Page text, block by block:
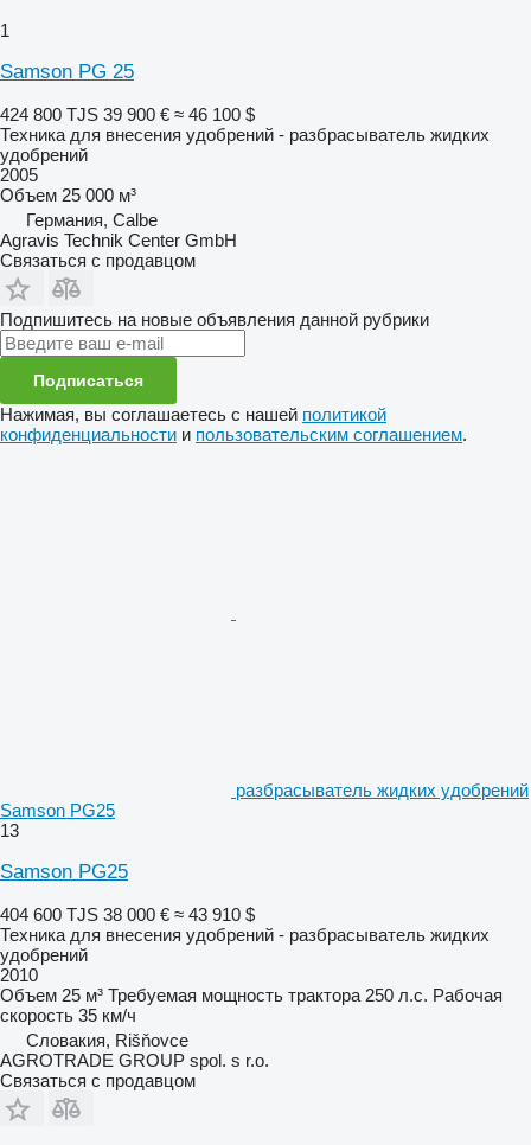
1
Samson PG 25
424 800 TJS 39 900 € ≈ 46 100 $
Техника для внесения удобрений - разбрасыватель жидких
удобрений
2005
Объем 25 000 м³
Германия, Calbe
Agravis Technik Center GmbH
Связаться с продавцом
Подпишитесь на новые объявления данной рубрики
Подписаться
Нажимая, вы соглашаетесь с нашей политикой
конфиденциальности и пользовательским соглашением.
разбрасыватель жидких удобрений
Samson PG25
13
Samson PG25
404 600 TJS 38 000 € ≈ 43 910 $
Техника для внесения удобрений - разбрасыватель жидких
удобрений
2010
Объем 25 м³ Требуемая мощность трактора 250 л.с. Рабочая
скорость 35 км/ч
Словакия, Rišňovce
AGROTRADE GROUP spol. s r.o.
Связаться с продавцом